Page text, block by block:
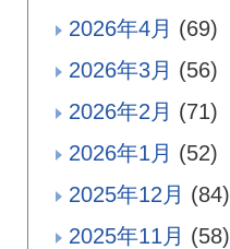
2026年4月 (69)
2026年3月 (56)
2026年2月 (71)
2026年1月 (52)
2025年12月 (84)
2025年11月 (58)